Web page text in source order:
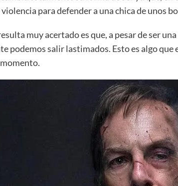
para defender a una chica de unos
muy acertado es que, a pesar de ser
podemos salir lastimados. Esto es algo que